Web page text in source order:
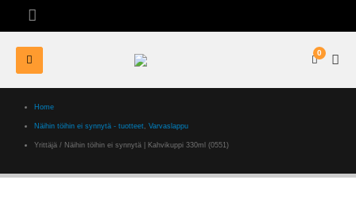
0
Home
Näihin töihin ei synnytä - tuotteet,Varvaslappu
Yrittäjä / Näihin töihin ei synnytä | Kahvikuppi 330ml (0551)